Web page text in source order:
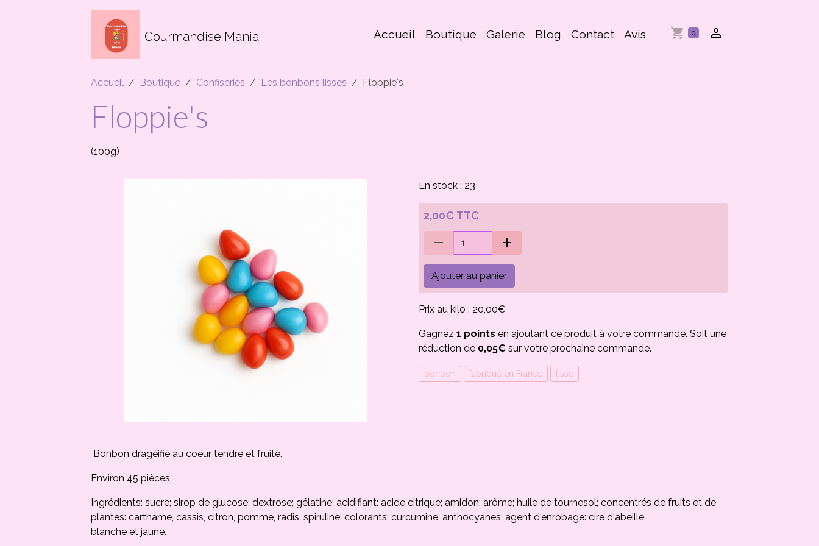
Gourmandise Mania Accueil Boutique Galerie Blog Contact Avis 0
Accueil Boutique Confiseries Les bonbons lisses Floppie's
Floppie's
(100g)
En stock : 23
2,00€ TTC
Ajouter au panier
Prix au kilo : 20,00€
Gagnez 1 points en ajoutant ce produit à votre commande. Soit une
réduction de 0,05€ sur votre prochaine commande.
bonbon fabriqué en France lisse
Bonbon dragéifié au coeur tendre et fruité.
Environ 45 pièces.
Ingrédients: sucre; sirop de glucose; dextrose; gélatine; acidifiant: acide citrique; amidon; arôme; huile de tournesol; concentrés de fruits et de
plantes: carthame, cassis, citron, pomme, radis, spiruline; colorants: curcumine, anthocyanes; agent d'enrobage: cire d'abeille
blanche et jaune.